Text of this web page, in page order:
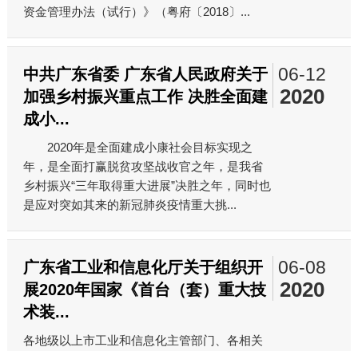
资金管理办法（试行）》（粤府〔2018〕...
中共广东省委 广东省人民政府关于
加强乡村振兴重点工作 决胜全面建
成小...
2020年是全面建成小康社会目标实现之
年，是全面打赢脱贫攻坚战收官之年，是我省
乡村振兴“三年取得重大进展”决胜之年，同时也
是应对突如其来的新冠肺炎疫情重大挑...
06-12
2020
广东省工业和信息化厅关于组织开
展2020年国家《首台（套）重大技
术装...
各地级以上市工业和信息化主管部门、各相关
06-08
2020